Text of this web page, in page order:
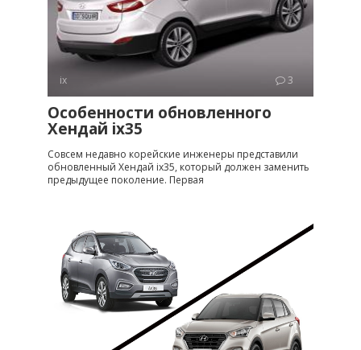
ix 3
Особенности обновленного
Хендай ix35
Совсем недавно корейские инженеры представили
обновленный Хендай ix35, который должен заменить
предыдущее поколение. Первая